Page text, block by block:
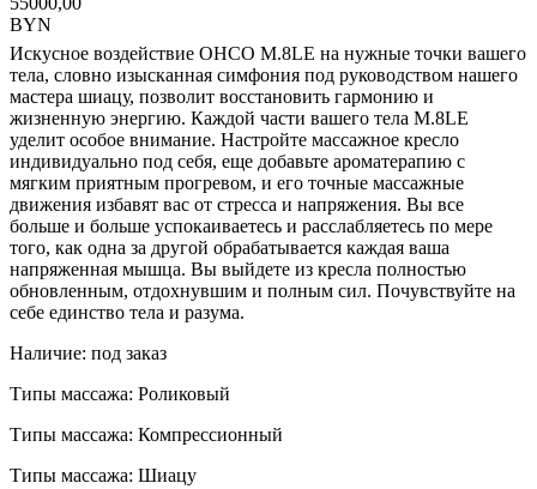
BYN
Искусное воздействие OHCO M.8LE на нужные точки вашего
тела, словно изысканная симфония под руководством нашего
мастера шиацу, позволит восстановить гармонию и
жизненную энергию. Каждой части вашего тела M.8LE
уделит особое внимание. Настройте массажное кресло
индивидуально под себя, еще добавьте ароматерапию с
мягким приятным прогревом, и его точные массажные
движения избавят вас от стресса и напряжения. Вы все
больше и больше успокаиваетесь и расслабляетесь по мере
того, как одна за другой обрабатывается каждая ваша
напряженная мышца. Вы выйдете из кресла полностью
обновленным, отдохнувшим и полным сил. Почувствуйте на
себе единство тела и разума.
Наличие: под заказ
Типы массажа: Роликовый
Типы массажа: Компрессионный
Типы массажа: Шиацу